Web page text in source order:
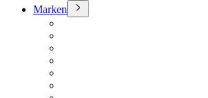
Marken